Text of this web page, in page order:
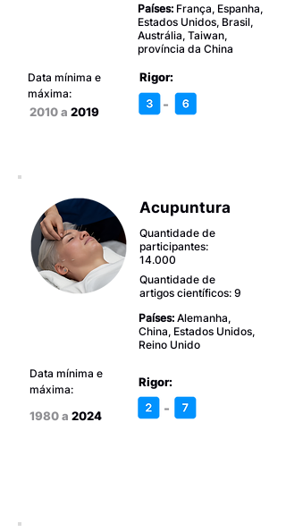
Países: França, Espanha,
Estados Unidos, Brasil,
Austrália, Taiwan,
província da China
Data mínima e
máxima:
2010 a 2019
Rigor:
-
Acupuntura
Quantidade de
participantes:
14.000
Quantidade de
artigos científicos: 9
Países: Alemanha,
China, Estados Unidos,
Reino Unido
Data mínima e
máxima:
1980 a 2024
Rigor:
-